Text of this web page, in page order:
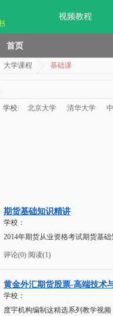
视频教程
首页
大学课程 基础课
学校: 北京大学 清华大学
期货基础知识精讲
学校：
2014年期货从业资格考试期货基
评论(0) 阅读(1)
黄金外汇期货股票-高端技术
学校：
度宇机构编制这精选系列教学视